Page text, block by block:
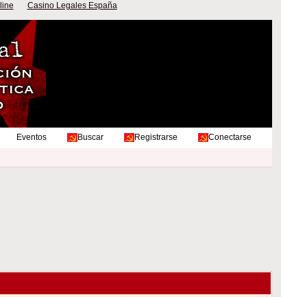
Casino Legales España
Eventos Buscar Registrarse Conectarse